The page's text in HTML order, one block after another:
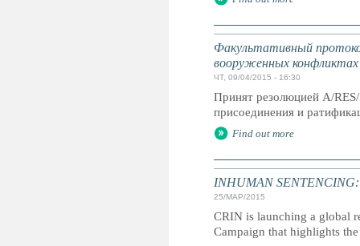
Факультативный
вооруженных конфликтах
ЧТ, 09/04/2015 - 16:30
Принят резолюцией A/
присоединения и
Find out more
INHUMAN
25/МАР/2015
CRIN is launching a global
Campaign that highlights